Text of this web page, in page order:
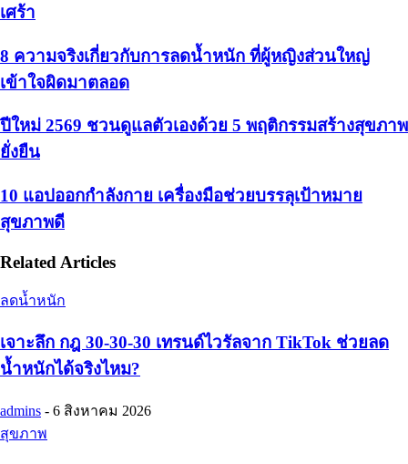
เศร้า
8 ความจริงเกี่ยวกับการลดน้ำหนัก ที่ผู้หญิงส่วนใหญ่
เข้าใจผิดมาตลอด
ปีใหม่ 2569 ชวนดูแลตัวเองด้วย 5 พฤติกรรมสร้างสุขภาพ
ยั่งยืน
10 แอปออกกำลังกาย เครื่องมือช่วยบรรลุเป้าหมาย
สุขภาพดี
Related Articles
ลดน้ำหนัก
เจาะลึก กฎ 30-30-30 เทรนด์ไวรัลจาก TikTok ช่วยลด
น้ำหนักได้จริงไหม?
admins - 6 สิงหาคม 2026
สุขภาพ